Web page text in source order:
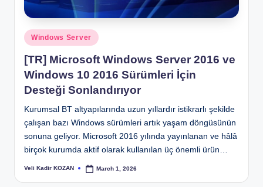
Posted
in
Windows Server
[TR] Microsoft Windows Server 2016 ve
Windows 10 2016 Sürümleri İçin
Desteği Sonlandırıyor
Kurumsal BT altyapılarında uzun yıllardır istikrarlı şekilde
çalışan bazı Windows sürümleri artık yaşam döngüsünün
sonuna geliyor. Microsoft 2016 yılında yayınlanan ve hâlâ
birçok kurumda aktif olarak kullanılan üç önemli ürün…
Posted
Veli Kadir KOZAN March 1, 2026